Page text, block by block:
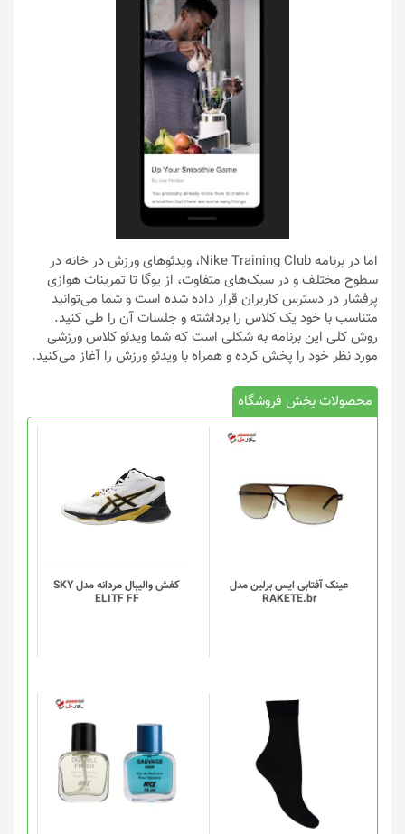
اما در برنامه Nike Training Club، ویدئوهای ورزش در خانه در
سطوح مختلف و در سبک‌های متفاوت، از یوگا تا تمرینات هوازی
پرفشار در دسترس کاربران قرار داده شده است و شما می‌توانید
متناسب با خود یک کلاس را برداشته و جلسات آن را طی کنید.
روش کلی این برنامه به شکلی است که شما ویدئو کلاس ورزشی
مورد نظر خود را پخش کرده و همراه با ویدئو ورزش را آغاز می‌کنید.
محصولات بخش فروشگاه
عینک آفتابی ایس برلین مدل
RAKETE.br
کفش والیبال مردانه مدل SKY
ELITF FF
دارای
انواع
مختلفی
گزینه
ها
محصول
انتخاب
این
محصول
دارای
انواع
مختلفی
می